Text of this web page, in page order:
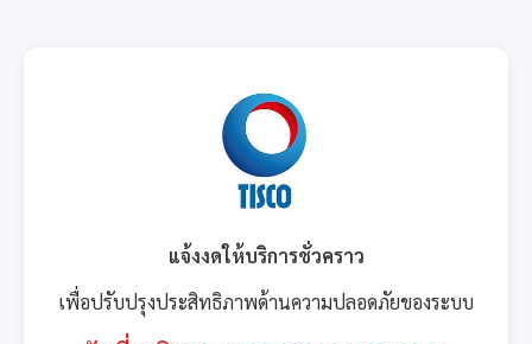
แจ้งงดให้บริการชั่วคราว
เพื่อปรับปรุงประสิทธิภาพด้านความปลอดภัยของระบบ